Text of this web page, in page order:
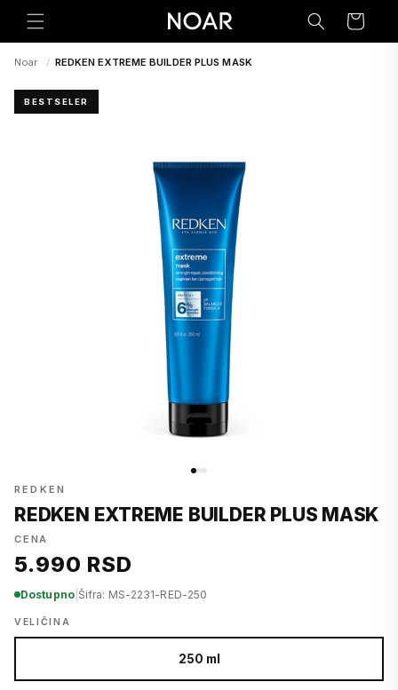
na
Korpa
Noar / REDKEN EXTREME BUILDER PLUS MASK
BESTSELER
REDKEN
REDKEN EXTREME BUILDER PLUS MASK
CENA
5.990 RSD
Dostupno| Šifra: MS-2231-RED-250
VELIČINA
250 ml